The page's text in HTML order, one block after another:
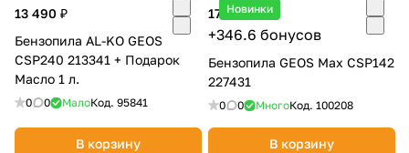
13 490 ₽
Бензопила AL-KO GEOS
CSP240 213341 + Подарок
Масло 1 л.
0 0 МалоКод. 95841
В корзину
Новинки
17 330 ₽
+346.6 бонусов
Бензопила GEOS Max CSP142
227431
0 0 МногоКод. 100208
В корзину